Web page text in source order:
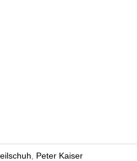
Peter Kaiser